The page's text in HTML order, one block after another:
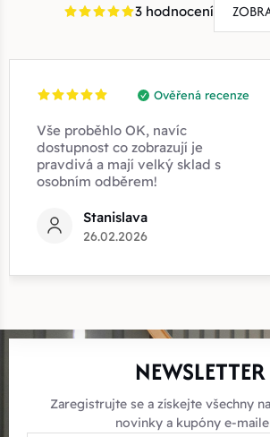
3 hodnocení
Ověřená recenze
Vše proběhlo OK, navíc
dostupnost co zobrazují je
pravdivá a mají velký sklad s
osobním odběrem!
Stanislava
26.02.2026
NEWSLETTER
Zaregistrujte se a získejte všechny
novinky a kupóny e-